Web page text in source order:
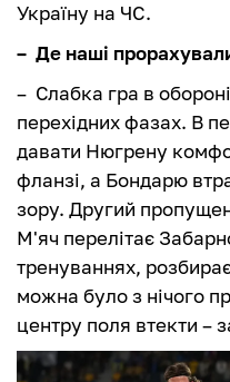
Україну на ЧС.
– Де наші
– Слабка гра в
перехідних фазах. В
давати Нюгрену
фланзі, а Бондарю
зору. Другий
М'яч перелітає
тренуваннях,
можна було з нічого
центру поля втекти –